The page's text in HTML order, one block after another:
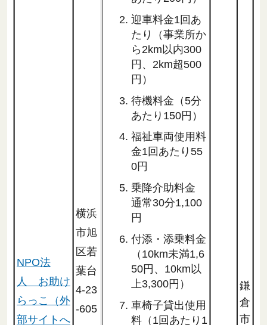
NPO法
人 お助け
らっこ（外
部サイトへ
横浜
市旭
区若
葉台
4-23
-605
迎車料金1回あ
たり（事業所か
ら2km以内300
円、2km超500
円）
待機料金（5分
あたり150円）
福祉車両使用料
金1回あたり55
0円
乗降介助料金
通常30分1,100
円
付添・添乗料金
（10km未満1,6
50円、10km以
上3,300円）
車椅子貸出使用
料（1回あたり1
鎌
倉
市